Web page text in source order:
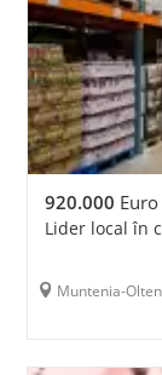
920.000 Euro
Lider local în
Muntenia-